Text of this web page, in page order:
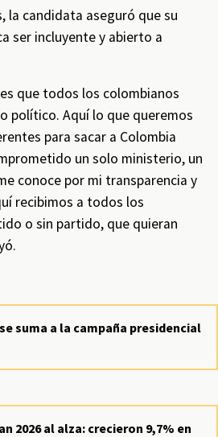
la candidata aseguró que su
ser incluyente y abierto a
que todos los colombianos
político. Aquí lo que queremos
para sacar a Colombia
un solo ministerio, un
conoce por mi transparencia y
recibimos a todos los
o sin partido, que quieran
suma a la campaña presidencial
2026 al alza: crecieron 9,7% en